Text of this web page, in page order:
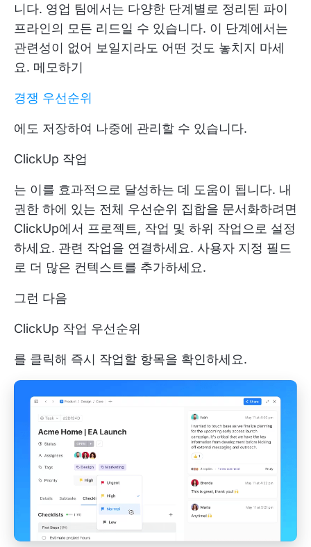
니다. 영업 팀에서는 다양한 단계별로 정리된 파이
프라인의 모든 리드일 수 있습니다. 이 단계에서는
관련성이 없어 보일지라도 어떤 것도 놓치지 마세
요. 메모하기
경쟁 우선순위
에도 저장하여 나중에 관리할 수 있습니다.
ClickUp 작업
는 이를 효과적으로 달성하는 데 도움이 됩니다. 내
권한 하에 있는 전체 우선순위 집합을 문서화하려면
ClickUp에서 프로젝트, 작업 및 하위 작업으로 설정
하세요. 관련 작업을 연결하세요. 사용자 지정 필드
로 더 많은 컨텍스트를 추가하세요.
그런 다음
ClickUp 작업 우선순위
를 클릭해 즉시 작업할 항목을 확인하세요.